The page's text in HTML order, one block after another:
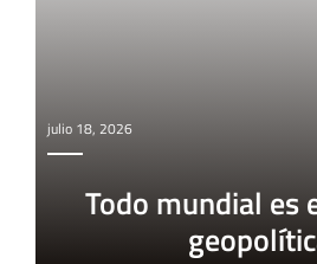
julio 18, 2026
Todo mundial es